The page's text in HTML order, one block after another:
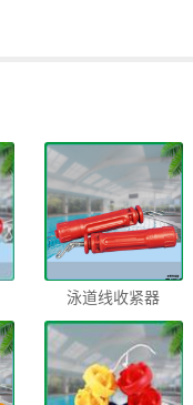
泳道线收紧器